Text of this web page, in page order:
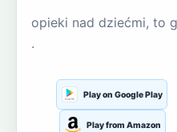
opieki nad dziećmi, to
.
Play on Google Play
Play from Amazon